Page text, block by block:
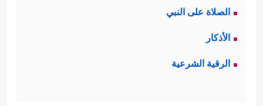
الصلاة على النبي
الأذكار
الرقية الشرعية